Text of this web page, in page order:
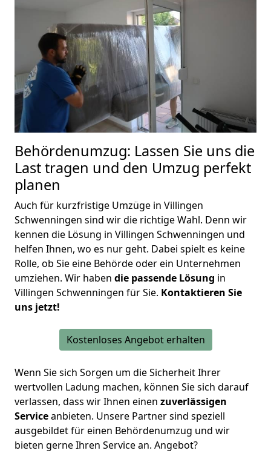
Behördenumzug: Lassen Sie uns die
Last tragen und den Umzug perfekt
planen
Auch für kurzfristige Umzüge in Villingen
Schwenningen sind wir die richtige Wahl. Denn wir
kennen die Lösung in Villingen Schwenningen und
helfen Ihnen, wo es nur geht. Dabei spielt es keine
Rolle, ob Sie eine Behörde oder ein Unternehmen
umziehen. Wir haben die passende Lösung in
Villingen Schwenningen für Sie. Kontaktieren Sie
uns jetzt!
Kostenloses Angebot erhalten
Wenn Sie sich Sorgen um die Sicherheit Ihrer
wertvollen Ladung machen, können Sie sich darauf
verlassen, dass wir Ihnen einen zuverlässigen
Serviceanbieten. Unsere Partner sind speziell
ausgebildet für einen Behördenumzug und wir
bieten gerne Ihren Service an. Angebot?